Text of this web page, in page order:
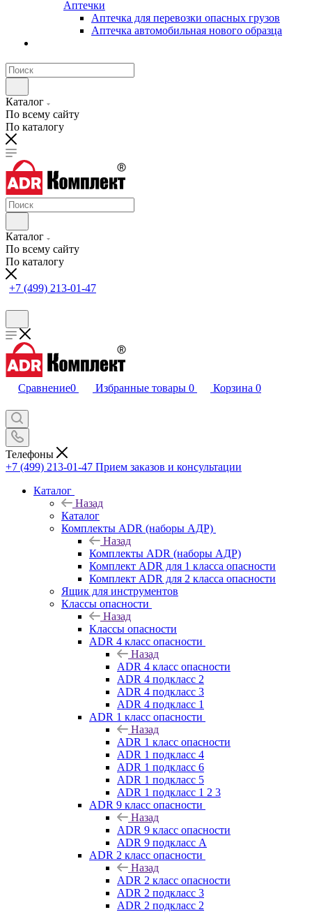
Аптечки
Аптечка для перевозки опасных грузов
Аптечка автомобильная нового образца
Каталог
По всему сайту
По каталогу
Каталог
По всему сайту
По каталогу
+7 (499) 213-01-47
Сравнение0 Избранные товары 0 Корзина 0
Телефоны
+7 (499) 213-01-47 Прием заказов и консультации
Каталог
Назад
Каталог
Комплекты ADR (наборы АДР)
Назад
Комплекты ADR (наборы АДР)
Комплект ADR для 1 класса опасности
Комплект ADR для 2 класса опасности
Ящик для инструментов
Классы опасности
Назад
Классы опасности
ADR 4 класс опасности
Назад
ADR 4 класс опасности
ADR 4 подкласс 2
ADR 4 подкласс 3
ADR 4 подкласс 1
ADR 1 класс опасности
Назад
ADR 1 класс опасности
ADR 1 подкласс 4
ADR 1 подкласс 6
ADR 1 подкласс 5
ADR 1 подкласс 1 2 3
ADR 9 класс опасности
Назад
ADR 9 класс опасности
ADR 9 подкласс A
ADR 2 класс опасности
Назад
ADR 2 класс опасности
ADR 2 подкласс 3
ADR 2 подкласс 2